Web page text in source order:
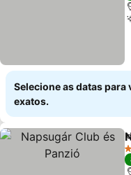
Selecione as datas para
exatos.
2